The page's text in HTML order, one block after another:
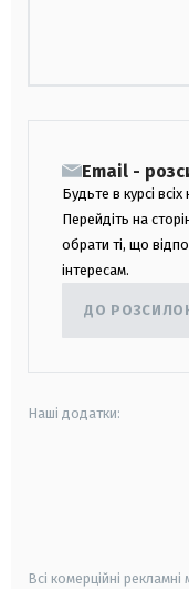
Email -
Будьте в курсі
Перейдіть на
обрати ті, що
інтересам.
ДО
Наші додатки:
Всі комерційні